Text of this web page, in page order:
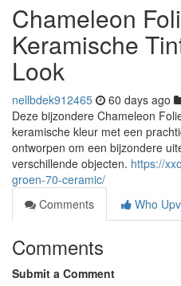
Chameleon
Keramische
Look
nellbdek912465 60 days ago
Deze bijzondere Chameleon
keramische kleur met een
ontworpen om een bijzondere
verschillende objecten. https://
groen-70-ceramic/
Comments
Who
Comments
Submit a Comment